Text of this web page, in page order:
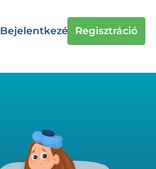
Bejelentkezés Regisztráció